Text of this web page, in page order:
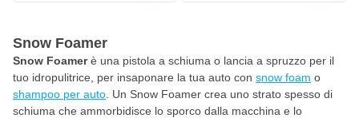
Snow Foamer
Snow Foamerè una pistola a schiuma o lancia a spruzzo per il
tuo idropulitrice, per insaponare la tua auto con snow foam o
shampoo per auto . Un Snow Foamer crea uno strato spesso di
schiuma che ammorbidisce lo sporco dalla macchina e lo